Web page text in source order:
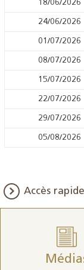
18/06/2026
24/06/2026
01/07/2026
08/07/2026
15/07/2026
22/07/2026
29/07/2026
05/08/2026
Accès